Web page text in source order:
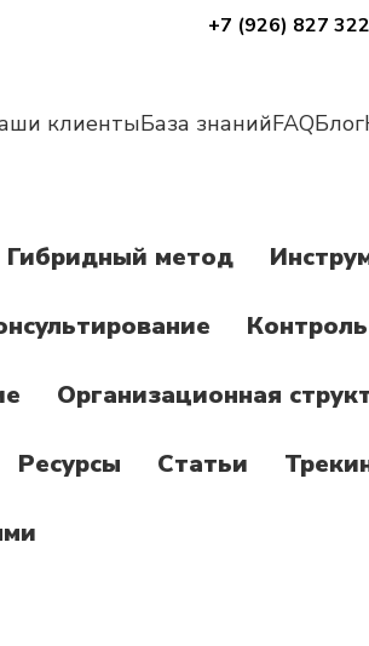
+7 (926) 827
клиентыБаза знанийFAQБлог
Гибридный метод
Контроль
Организационная
Ресурсы Статьи